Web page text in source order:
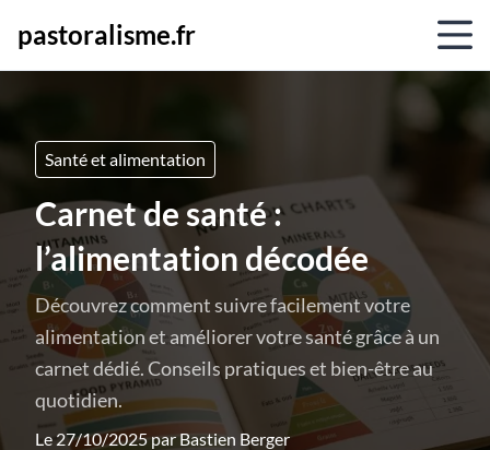
pastoralisme.fr
Santé et alimentation
Carnet de santé :
l’alimentation décodée
Découvrez comment suivre facilement votre
alimentation et améliorer votre santé grâce à un
carnet dédié. Conseils pratiques et bien-être au
quotidien.
Le 27/10/2025 par Bastien Berger